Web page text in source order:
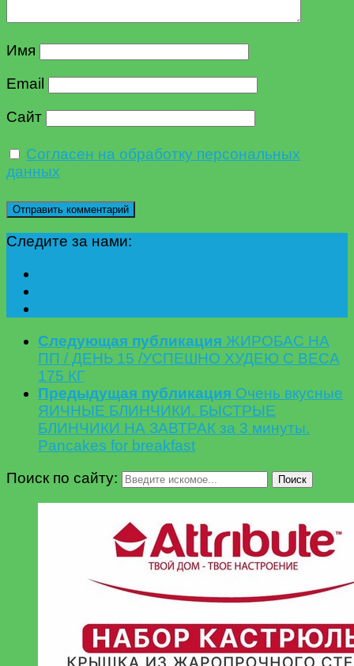
Имя
Email
Сайт
Согласен на обработку персональных
данных
Следите за нами:
Следующая публикация ЖИРОБАС НА
ПП / ДЕНЬ 15 /УСПЕШНО ХУДЕЮ С ВЕСА
175 КГ
Предыдущая публикация Очень вкусные
ЯИЧНЫЕ БЛИНЧИКИ. БЫСТРЫЕ
БЛИНЧИКИ НА ЗАВТРАК за 3 минуты.
Pancakes for breakfast
Поиск по сайту:
Поиск